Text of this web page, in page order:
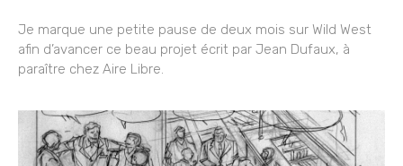
Je marque une petite pause de deux mois sur Wild West
afin d’avancer ce beau projet écrit par Jean Dufaux, à
paraître chez Aire Libre.